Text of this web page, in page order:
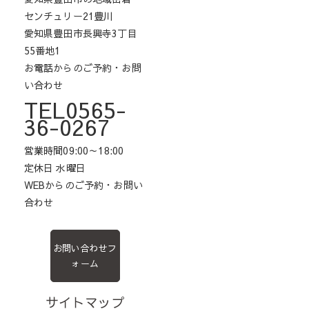
センチュリー21豊川
愛知県豊田市長興寺3丁目
55番地1
お電話からのご予約・お問
い合わせ
TEL0565-
36-0267
営業時間09:00～18:00
定休日 水曜日
WEBからのご予約・お問い
合わせ
お問い合わせフ
ォーム
サイトマップ